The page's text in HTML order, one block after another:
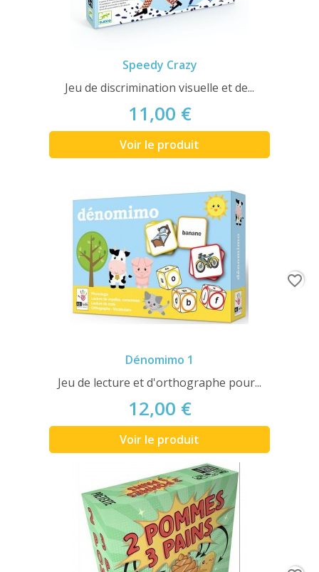
Speedy Crazy
Jeu de discrimination visuelle et de...
11,00 €
Voir le produit
Dénomimo 1
Jeu de lecture et d'orthographe pour...
12,00 €
Voir le produit
favorite_border